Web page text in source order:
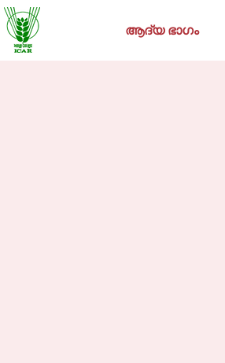
ആദ്യ ഭാഗം